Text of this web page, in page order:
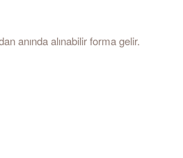
anında alınabilir forma gelir.